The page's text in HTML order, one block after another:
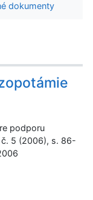
dokumenty
podporu
č. 5 (2006), s. 86-